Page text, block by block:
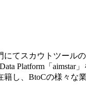
てスカウトツール
Platform「
し、BtoCの様々な